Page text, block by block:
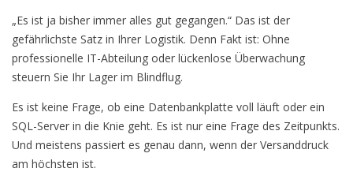
„Es ist ja bisher immer alles gut gegangen.“ Das ist der
gefährlichste Satz in Ihrer Logistik. Denn Fakt ist: Ohne
professionelle IT-Abteilung oder lückenlose Überwachung
steuern Sie Ihr Lager im Blindflug.
Es ist keine Frage, ob eine Datenbankplatte voll läuft oder ein
SQL-Server in die Knie geht. Es ist nur eine Frage des Zeitpunkts.
Und meistens passiert es genau dann, wenn der Versanddruck
am höchsten ist.